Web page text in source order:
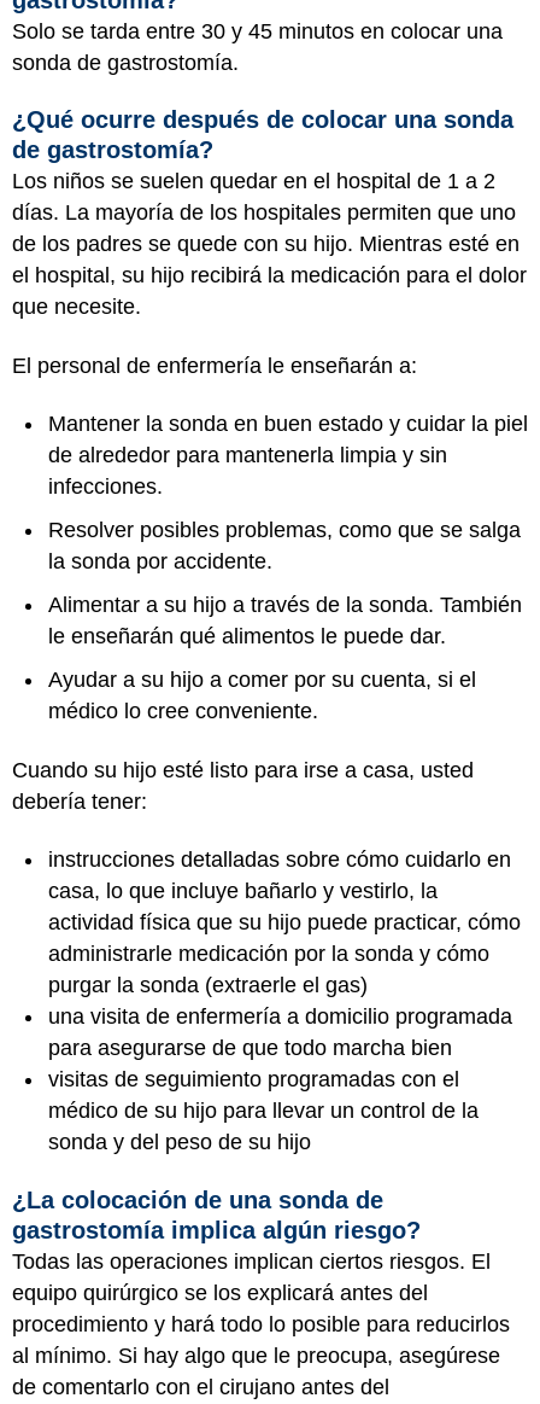
Solo se tarda entre 30 y 45 minutos en colocar una
sonda de gastrostomía.
¿Qué ocurre después de colocar una sonda
de gastrostomía?
Los niños se suelen quedar en el hospital de 1 a 2
días. La mayoría de los hospitales permiten que uno
de los padres se quede con su hijo. Mientras esté en
el hospital, su hijo recibirá la medicación para el dolor
que necesite.
El personal de enfermería le enseñarán a:
Mantener la sonda en buen estado y cuidar la piel
de alrededor para mantenerla limpia y sin
infecciones.
Resolver posibles problemas, como que se salga
la sonda por accidente.
Alimentar a su hijo a través de la sonda. También
le enseñarán qué alimentos le puede dar.
Ayudar a su hijo a comer por su cuenta, si el
médico lo cree conveniente.
Cuando su hijo esté listo para irse a casa, usted
debería tener:
instrucciones detalladas sobre cómo cuidarlo en
casa, lo que incluye bañarlo y vestirlo, la
actividad física que su hijo puede practicar, cómo
administrarle medicación por la sonda y cómo
purgar la sonda (extraerle el gas)
una visita de enfermería a domicilio programada
para asegurarse de que todo marcha bien
visitas de seguimiento programadas con el
médico de su hijo para llevar un control de la
sonda y del peso de su hijo
¿La colocación de una sonda de
gastrostomía implica algún riesgo?
Todas las operaciones implican ciertos riesgos. El
equipo quirúrgico se los explicará antes del
procedimiento y hará todo lo posible para reducirlos
al mínimo. Si hay algo que le preocupa, asegúrese
de comentarlo con el cirujano antes del